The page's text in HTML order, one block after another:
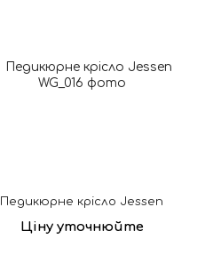
Педикюрне крісло Jessen
Ціну уточнюйте